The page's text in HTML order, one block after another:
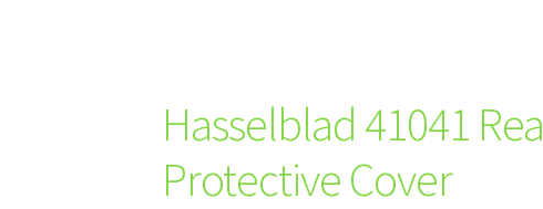
Hasselblad 41041
Protective Cover